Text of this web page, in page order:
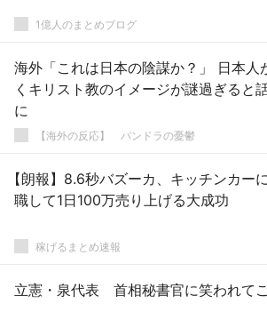
1億人のまとめブログ
海外「これは日本の陰謀か？」 日本人
くキリスト教のイメージが謎過ぎると
に
【海外の反応】 パンドラの憂鬱
【朗報】8.6秒バズーカ、キッチンカー
職して1日100万売り上げる大成功
稼げるまとめ速報